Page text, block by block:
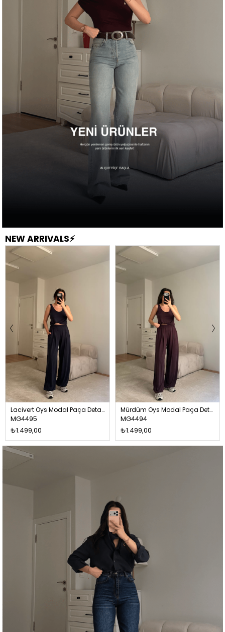
NEW ARRIVALS⚡
Lacivert Oys Modal Paça Detay Atlet Takım
MG4495
₺1.499,00
Mürdüm Oys Modal Paça Detay Atlet Takım
MG4494
₺1.499,00